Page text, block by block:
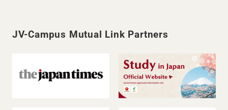
JV-Campus Mutual Link Partners